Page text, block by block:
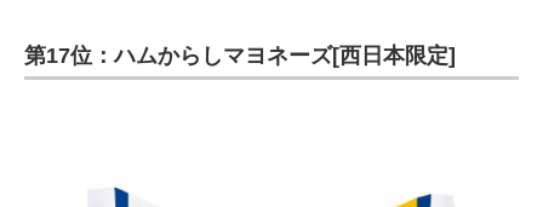
第17位：ハムからしマヨネーズ[西日本限定]